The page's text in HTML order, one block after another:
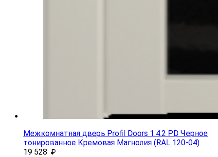
Межкомнатная дверь Profil Doors 1.4.2 PD Черное
тонированное Кремовая Магнолия (RAL 120-04)
19 528 ₽